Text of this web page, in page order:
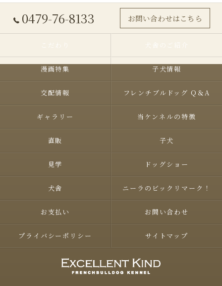
0479-76-8133 お問い合わせはこちら
こだわり 犬舎のご紹介
漫画特集 子犬情報
交配情報 フレンチブルドッグ Q＆A
ギャラリー 当ケンネルの特徴
直販 子犬
見学 ドッグショー
犬舎 ニーラのビックリマーク！
お支払い お問い合わせ
プライバシーポリシー サイトマップ